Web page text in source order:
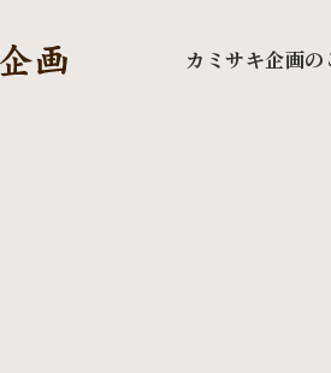
カミサキ企画の